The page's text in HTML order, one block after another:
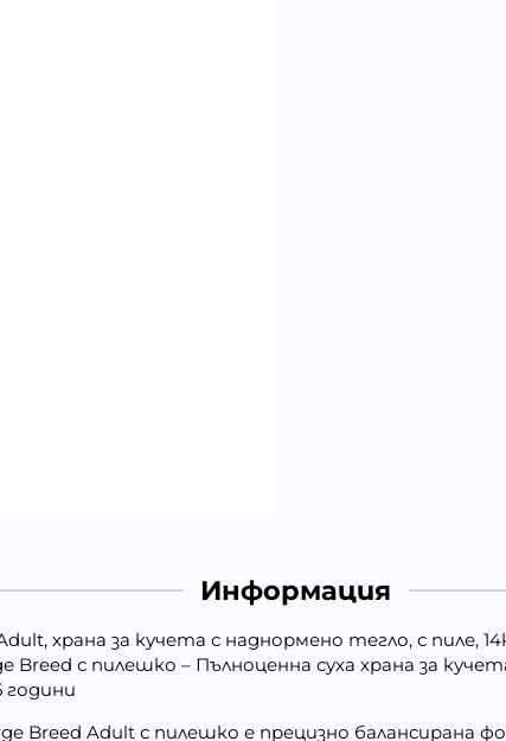
Информация
храна за кучета с наднормено тегло, с пиле,
Breed с пилешко – Пълноценна суха храна за
години
Breed Adult с пилешко е прецизно балансирана